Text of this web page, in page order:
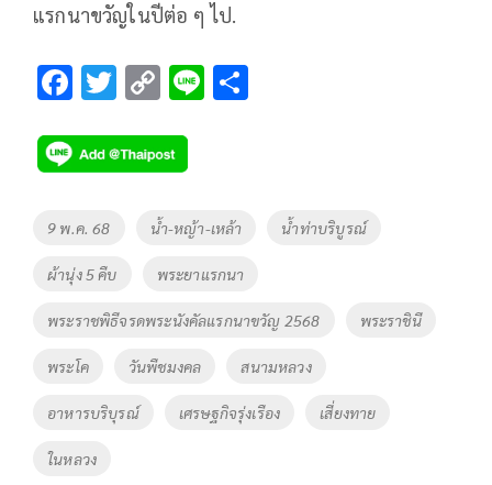
แรกนาขวัญในปีต่อ ๆ ไป.
F
e
b
o
o
k
T
tt
er
C
p
y
Li
k
Li
Tags
9 พ.ค. 68 น้ำ-หญ้า-เหล้า น้ำท่าบริบูรณ์
ผ้านุ่ง 5 คืบ พระยาแรกนา
พระราชพิธีจรดพระนังคัลแรกนาขวัญ 2568 พระราชินี
พระโค วันพืชมงคล สนามหลวง
อาหารบริบุรณ์ เศรษฐกิจรุ่งเรือง เสี่ยงทาย
ในหลวง